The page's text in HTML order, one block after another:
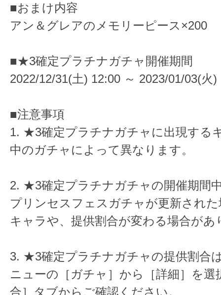
■おまけ内容
アン＆グレアのメモリーピース×200
■★3確定プラチナガチャ開催期間
2022/12/31(土) 12:00 ～ 2023/01/03(火)
■注意事項
1. ★3確定プラチナガチャに出現する
中のガチャによって異なります。
2. ★3確定プラチナガチャの開催期間
プリンセスフェスガチャが更新され
キャラや、提供割合が変わる場合があ
3. ★3確定プラチナガチャの提供割合
ニューの［ガチャ］から［詳細］を選
合］タブからご確認ください。